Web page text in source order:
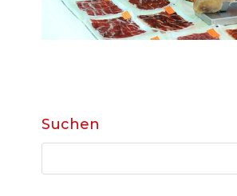
Suchen
nach: